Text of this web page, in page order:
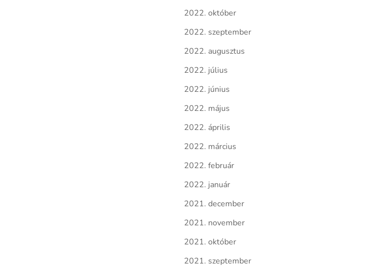
2022. október
2022. szeptember
2022. augusztus
2022. július
2022. június
2022. május
2022. április
2022. március
2022. február
2022. január
2021. december
2021. november
2021. október
2021. szeptember